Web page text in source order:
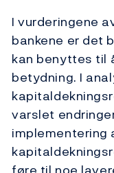
I vurderingene
bankene er det
kan benyttes til
betydning. I
varslet
implementering